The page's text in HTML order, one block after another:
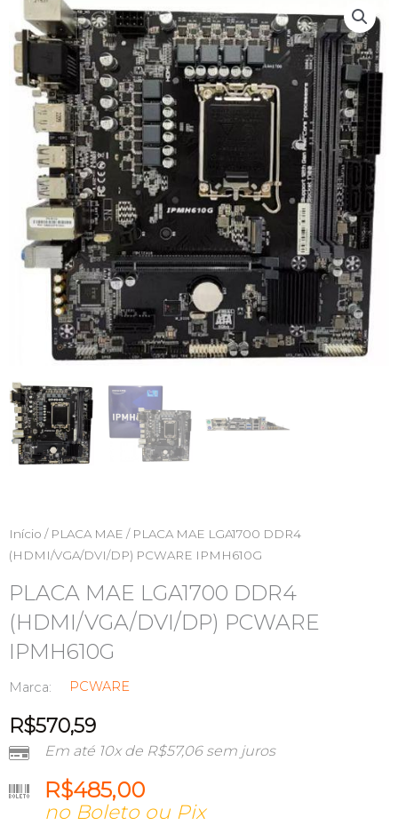
Início / PLACA MAE / PLACA MAE LGA1700 DDR4
(HDMI/VGA/DVI/DP) PCWARE IPMH610G
PLACA MAE LGA1700 DDR4
(HDMI/VGA/DVI/DP) PCWARE
IPMH610G
Marca: PCWARE
R$570,59
Em até 10x de R$57,06sem juros
R$485,00
no Boleto ou Pix